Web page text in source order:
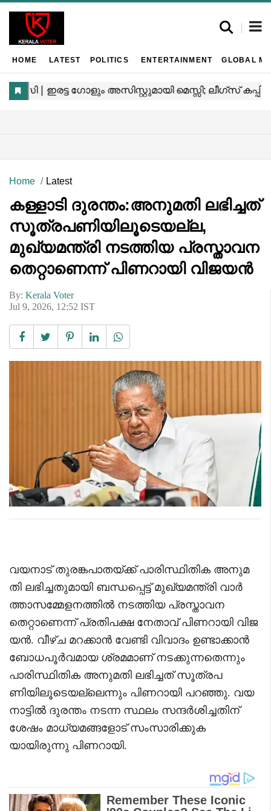
HOME LATEST POLITICS ENTERTAINMENT GLOBAL
Home Latest
കള്ളാടി ദുരന്തം:അനുമതി ലഭിച്ചത്
സൂത്രപണിയിലൂടെയല്ല,
മുഖ്യമന്ത്രി നടത്തിയ പ്രസ്താവന
തെറ്റാണെന്ന് പിണറായി വിജയൻ
By: Kerala Voter
Jul 9, 2026, 12:52 IST
വയനാട് തുരങ്കപാതയ്ക്ക് പാരിസ്ഥിതിക അനുമ
തി ലഭിച്ചതുമായി ബന്ധപ്പെട്ട് മുഖ്യമന്ത്രി വാർ
ത്താസമ്മേളനത്തിൽ നടത്തിയ പ്രസ്താവന
തെറ്റാണെന്ന് പ്രതിപക്ഷ നേതാവ് പിണറായി വിജ
യൻ. വീഴ്ച മറക്കാൻ വേണ്ടി വിവാദം ഉണ്ടാക്കാൻ
ബോധപൂർവമായ ശ്രമമാണ് നടക്കുന്നതെന്നും
പാരിസ്ഥിതിക അനുമതി ലഭിച്ചത് സൂത്രപ
ണിയിലൂടെയല്ലെന്നും പിണറായി പറഞ്ഞു. വയ
നാട്ടിൽ ദുരന്തം നടന്ന സ്ഥലം സന്ദർശിച്ചതിന്
ശേഷം മാധ്യമങ്ങളോട് സംസാരിക്കുക
യായിരുന്നു പിണറായി.